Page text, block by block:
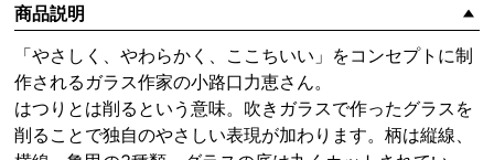
商品説明
「やさしく、やわらかく、ここちいい」をコンセプトに制
作されるガラス作家の小路口力恵さん。
はつりとは削るという意味。吹きガラスで作ったグラスを
削ることで独自のやさしい表現が加わります。柄は縦線、